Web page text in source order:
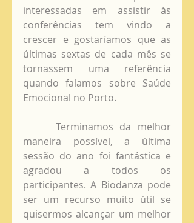
interessadas em assistir às
conferências tem vindo a
crescer e gostaríamos que as
últimas sextas de cada mês se
tornassem uma referência
quando falamos sobre Saúde
Emocional no Porto.
maneira possível, a última
sessão do ano foi fantástica e
agradou a todos os
participantes. A Biodanza pode
ser um recurso muito útil se
quisermos alcançar um melhor